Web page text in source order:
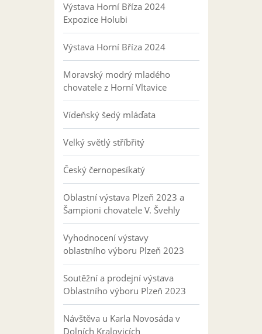
Výstava Horní Bříza 2024
Expozice Holubi
Výstava Horní Bříza 2024
Moravský modrý mladého
chovatele z Horní Vltavice
Vídeňský šedý mláďata
Velký světlý stříbřitý
Český černopesíkatý
Oblastní výstava Plzeň 2023 a
Šampioni chovatele V. Švehly
Vyhodnocení výstavy
oblastního výboru Plzeň 2023
Soutěžní a prodejní výstava
Oblastního výboru Plzeň 2023
Návštěva u Karla Novosáda v
Dolních Kralovicích